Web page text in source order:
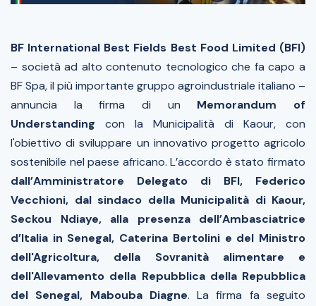
BF International Best Fields Best Food Limited (BFI)
– società ad alto contenuto tecnologico che fa capo a
BF Spa, il più importante gruppo agroindustriale italiano –
annuncia la firma di un Memorandum of
Understanding con la Municipalità di Kaour, con
l'obiettivo di sviluppare un innovativo progetto agricolo
sostenibile nel paese africano. L’accordo è stato firmato
dall’Amministratore Delegato di BFI, Federico
Vecchioni, dal sindaco della Municipalità di Kaour,
Seckou Ndiaye, alla presenza dell’Ambasciatrice
d’Italia in Senegal, Caterina Bertolini e del Ministro
dell'Agricoltura, della Sovranità alimentare e
dell'Allevamento della Repubblica della Repubblica
del Senegal, Mabouba Diagne. La firma fa seguito